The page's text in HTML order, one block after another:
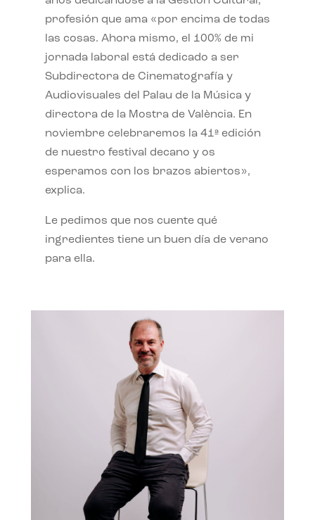
profesión que ama «por encima de todas
las cosas. Ahora mismo, el 100% de mi
jornada laboral está dedicado a ser
Subdirectora de Cinematografía y
Audiovisuales del Palau de la Música y
directora de la Mostra de València. En
noviembre celebraremos la 41ª edición
de nuestro festival decano y os
esperamos con los brazos abiertos»,
explica.
Le pedimos que nos cuente qué
ingredientes tiene un buen día de verano
para ella.